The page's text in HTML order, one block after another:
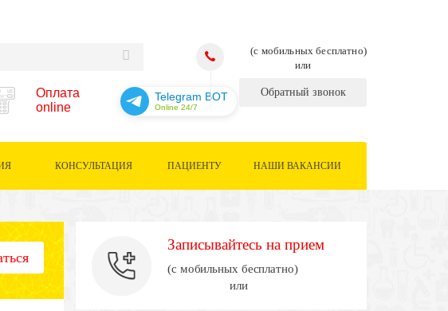
(с мобильных бесплатно)
или
Обратный звонок
Оплата
online
Telegram BOT
Online 24/7
КОНСУЛЬТАЦИЯ ПАЦИЕНТУ НАШИ ВАКАНСИИ
Записывайтесь на прием
(с мобильных бесплатно)
или